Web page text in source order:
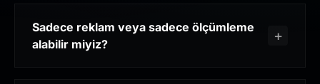
Sadece reklam veya sadece ölçümleme
alabilir miyiz?